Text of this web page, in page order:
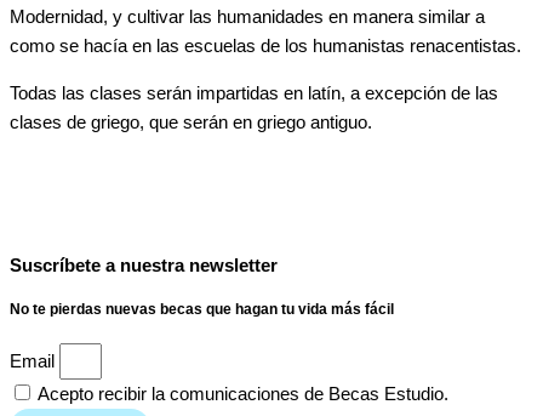
Modernidad, y cultivar las humanidades en manera similar a
como se hacía en las escuelas de los humanistas renacentistas.
Todas las clases serán impartidas en latín, a excepción de las
clases de griego, que serán en griego antiguo.
Suscríbete a nuestra newsletter
No te pierdas nuevas becas que hagan tu vida más fácil
Email
Acepto recibir la comunicaciones de Becas Estudio.